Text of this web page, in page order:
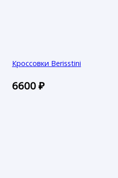
Кроссовки Berisstini
6600₽